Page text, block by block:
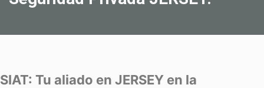
SIAT: Tu aliado en JERSEY en la